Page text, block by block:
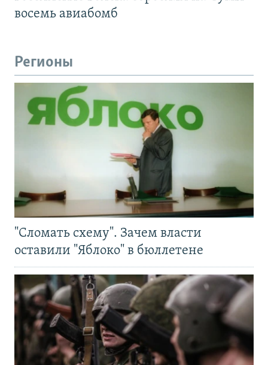
восемь авиабомб
Регионы
"Сломать схему". Зачем власти
оставили "Яблоко" в бюллетене